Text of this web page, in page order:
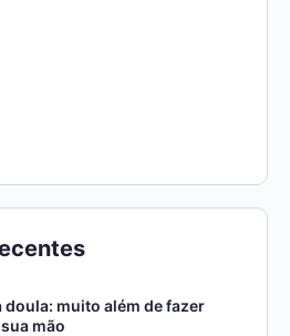
doula: muito além de fazer
mão